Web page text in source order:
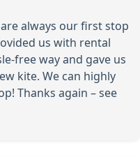
always our first stop
us with rental
free way and gave us
kite. We can highly
Thanks again – see